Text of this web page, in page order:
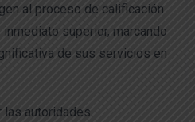
al proceso de calificación
superior, marcando
de sus servicios en
las autoridades